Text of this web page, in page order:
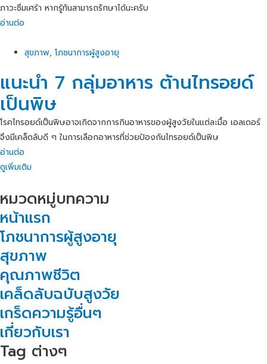
ภาวะซึมเศร้า หากรู้ทันสามารถรักษาได้นะครับ
อ่านต่อ
สุขภาพ,โภชนาการผู้สูงอายุ
แนะนำ 7 กลุ่มอาหาร ต้านไทรอยด์
เป็นพิษ
โรคไทรอยด์เป็นพิษอาจเกิดจากการกินอาหารของผู้สูงวัยในแต่ละมื้อ เอลเดอร์
จึงมีเคล็ดลับดี ๆ ในการเลือกอาหารที่ช่วยป้องกันไทรอยด์เป็นพิษ
อ่านต่อ
ดูเพิ่มเติม
หมวดหมู่บทความ
หน้าแรก
โภชนาการผู้สูงอายุ
สุขภาพ
คุณภาพชีวิต
เคล็ดลับฉบับสูงวัย
เกร็ดความรู้อื่นๆ
เกี่ยวกับเรา
Tag ต่างๆ